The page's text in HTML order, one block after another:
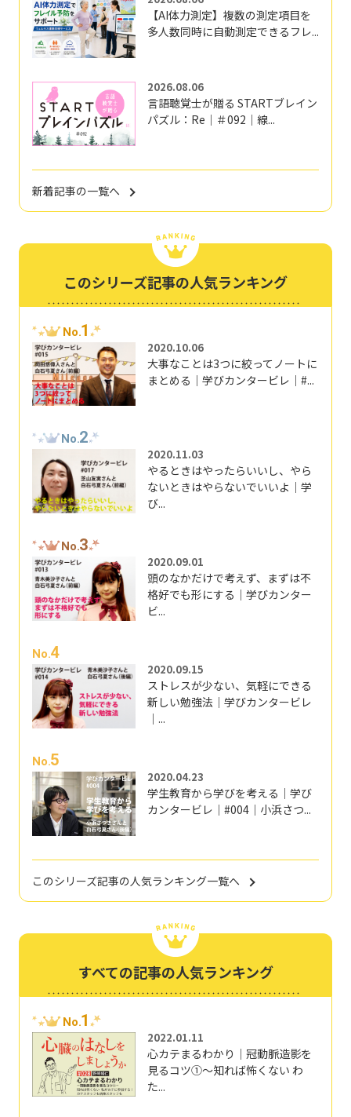
【AI体力測定】複数の測定項目を
多人数同時に自動測定できるフレ...
2026.08.06
言語聴覚士が贈る STARTブレイン
パズル：Re｜＃092｜線...
新着記事の一覧へ
このシリーズ記事の人気ランキング
No.1
2020.10.06
大事なことは3つに絞ってノートに
まとめる｜学びカンタービレ｜#...
No.2
2020.11.03
やるときはやったらいいし、やら
ないときはやらないでいいよ｜学
び...
No.3
2020.09.01
頭のなかだけで考えず、まずは不
格好でも形にする｜学びカンター
ビ...
No.4
2020.09.15
ストレスが少ない、気軽にできる
新しい勉強法｜学びカンタービレ
｜...
No.5
2020.04.23
学生教育から学びを考える｜学び
カンタービレ｜#004｜小浜さつ...
このシリーズ記事の人気ランキング一覧へ
すべての記事の人気ランキング
No.1
2022.01.11
心カテまるわかり｜冠動脈造影を
見るコツ①～知れば怖くない わ
た...